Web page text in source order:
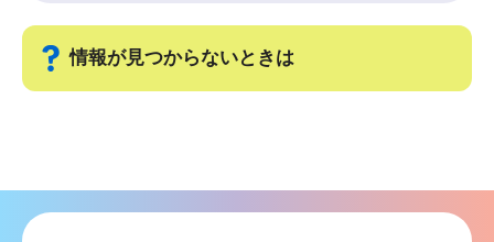
情報が見つからないときは
ナ
ビ